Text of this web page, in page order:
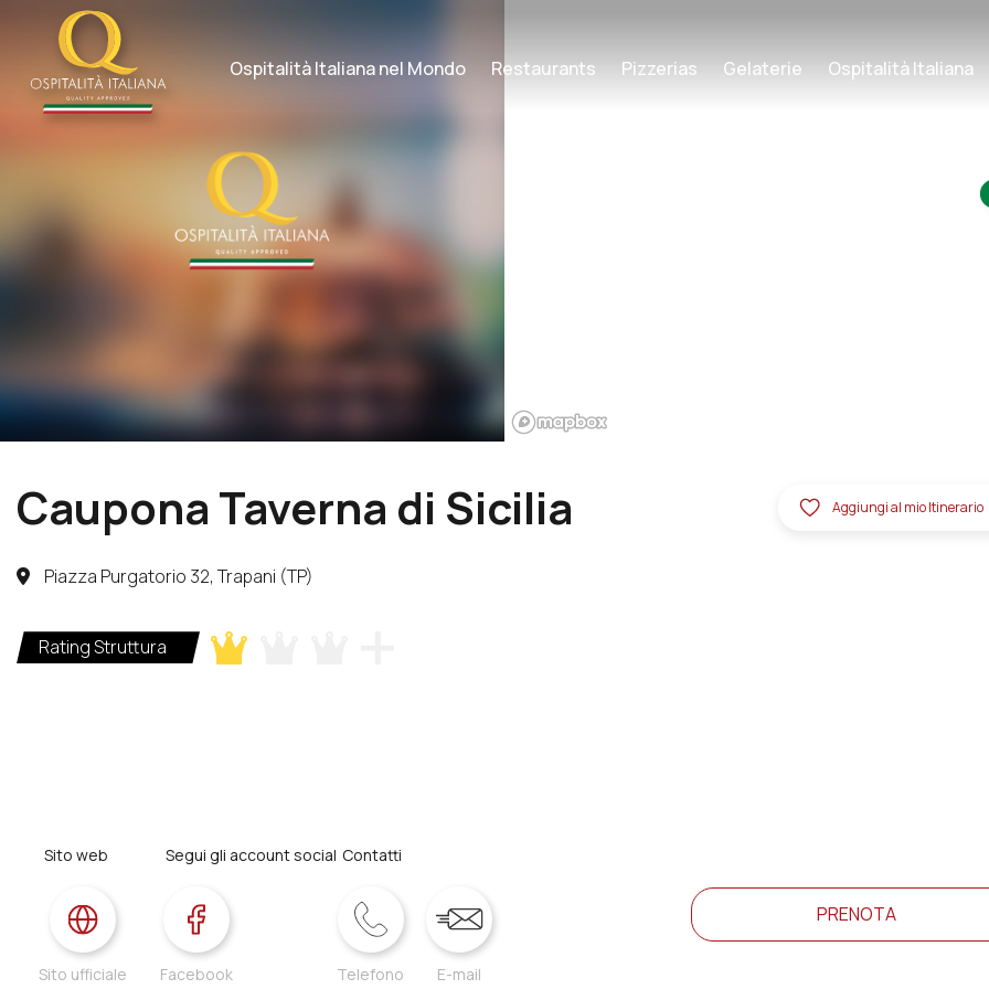
content
Ospitalità Italiana nel Mondo Restaurants Pizzerias Gelaterie Ospitalità Italiana
Caupona Taverna di Sicilia Aggiungi al mio Itinerario
Piazza Purgatorio 32, Trapani (TP)
Rating Struttura
Sito web
Sito ufficiale
Segui gli account social
Facebook
Contatti
Telefono E-mail
PRENOTA